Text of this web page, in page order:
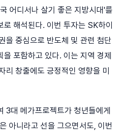
어디서나 살기 좋은 지방시대'를
로 해석된다. 이번 투자는 SK하이
을 중심으로 반도체 및 관련 첨단
포함하고 있다. 이는 지역 경제
리 창출에도 긍정적인 영향을 미
3대 메가프로젝트가 청년들에게
아니라고 선을 그으면서도, 이번